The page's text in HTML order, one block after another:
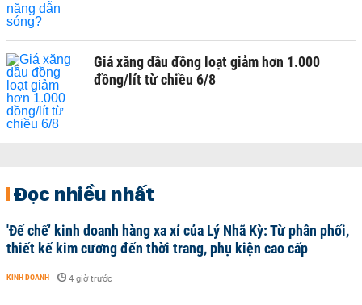
Giá xăng dầu đồng loạt giảm hơn 1.000
đồng/lít từ chiều 6/8
Đọc nhiều nhất
'Đế chế’ kinh doanh hàng xa xỉ của Lý Nhã Kỳ: Từ phân phối,
thiết kế kim cương đến thời trang, phụ kiện cao cấp
KINH DOANH - 4 giờ trước